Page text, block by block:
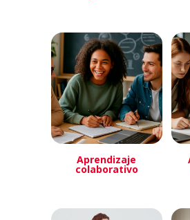
Aprendizaje
colaborativo